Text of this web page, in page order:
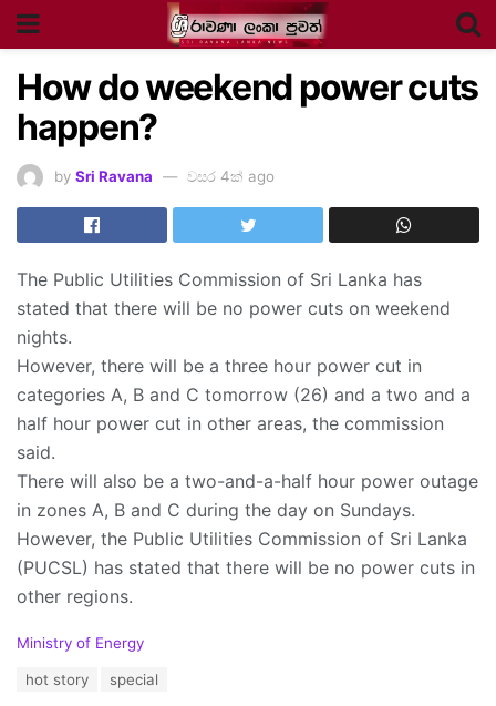
How do weekend power cuts
happen?
by Sri Ravana වසර 4ක් ago
The Public Utilities Commission of Sri Lanka has
stated that there will be no power cuts on weekend
nights.
However, there will be a three hour power cut in
categories A, B and C tomorrow (26) and a two and a
half hour power cut in other areas, the commission
said.
There will also be a two-and-a-half hour power outage
in zones A, B and C during the day on Sundays.
However, the Public Utilities Commission of Sri Lanka
(PUCSL) has stated that there will be no power cuts in
other regions.
C
Ministry of Energy
hot story special